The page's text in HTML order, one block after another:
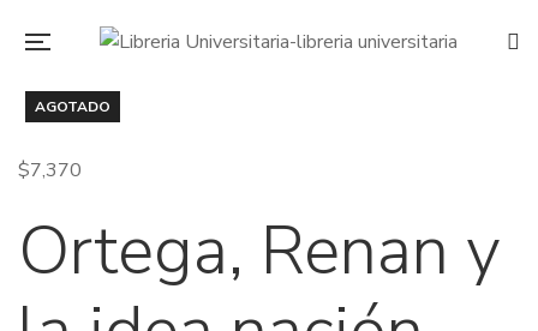
AGOTADO
$7,370
Ortega, Renan y